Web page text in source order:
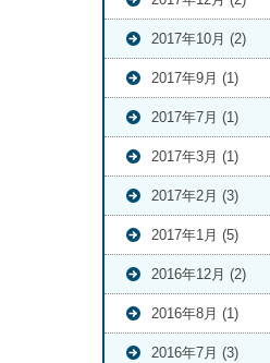
2017年10月 (2)
2017年9月 (1)
2017年7月 (1)
2017年3月 (1)
2017年2月 (3)
2017年1月 (5)
2016年12月 (2)
2016年8月 (1)
2016年7月 (3)